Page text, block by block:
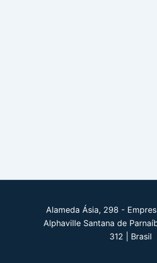
Alameda Ásia, 298 -
Alphaville Santana de
312 | Brasil